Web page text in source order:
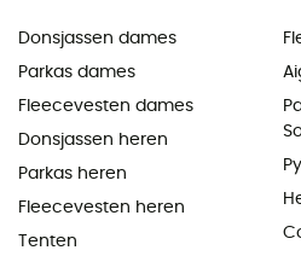
Donsjassen dames
Parkas dames
Fleecevesten dames
Donsjassen heren
Parkas heren
Fleecevesten heren
Tenten